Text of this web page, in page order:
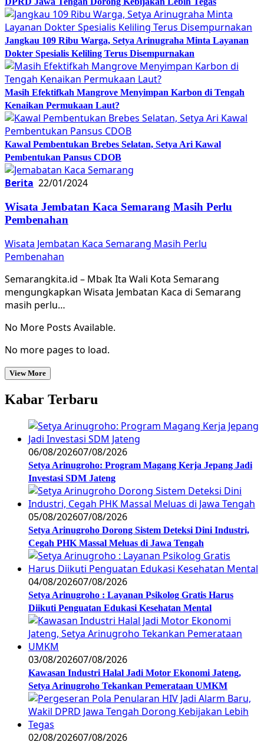
Jangkau 109 Ribu Warga, Setya Arinugraha Minta Layanan
Dokter Spesialis Keliling Terus Disempurnakan
Masih Efektifkah Mangrove Menyimpan Karbon di Tengah
Kenaikan Permukaan Laut?
Kawal Pembentukan Brebes Selatan, Setya Ari Kawal
Pembentukan Pansus CDOB
Berita 22/01/2024
Wisata Jembatan Kaca Semarang Masih Perlu
Pembenahan
Wisata Jembatan Kaca Semarang Masih Perlu
Pembenahan
Semarangkita.id – Mbak Ita Wali Kota Semarang
mengungkapkan Wisata Jembatan Kaca di Semarang
masih perlu…
No More Posts Available.
No more pages to load.
View More
Kabar Terbaru
06/08/202607/08/2026
Setya Arinugroho: Program Magang Kerja Jepang Jadi
Investasi SDM Jateng
05/08/202607/08/2026
Setya Arinugroho Dorong Sistem Deteksi Dini Industri,
Cegah PHK Massal Meluas di Jawa Tengah
04/08/202607/08/2026
Setya Arinugroho : Layanan Psikolog Gratis Harus
Diikuti Penguatan Edukasi Kesehatan Mental
03/08/202607/08/2026
Kawasan Industri Halal Jadi Motor Ekonomi Jateng,
Setya Arinugroho Tekankan Pemerataan UMKM
02/08/202607/08/2026